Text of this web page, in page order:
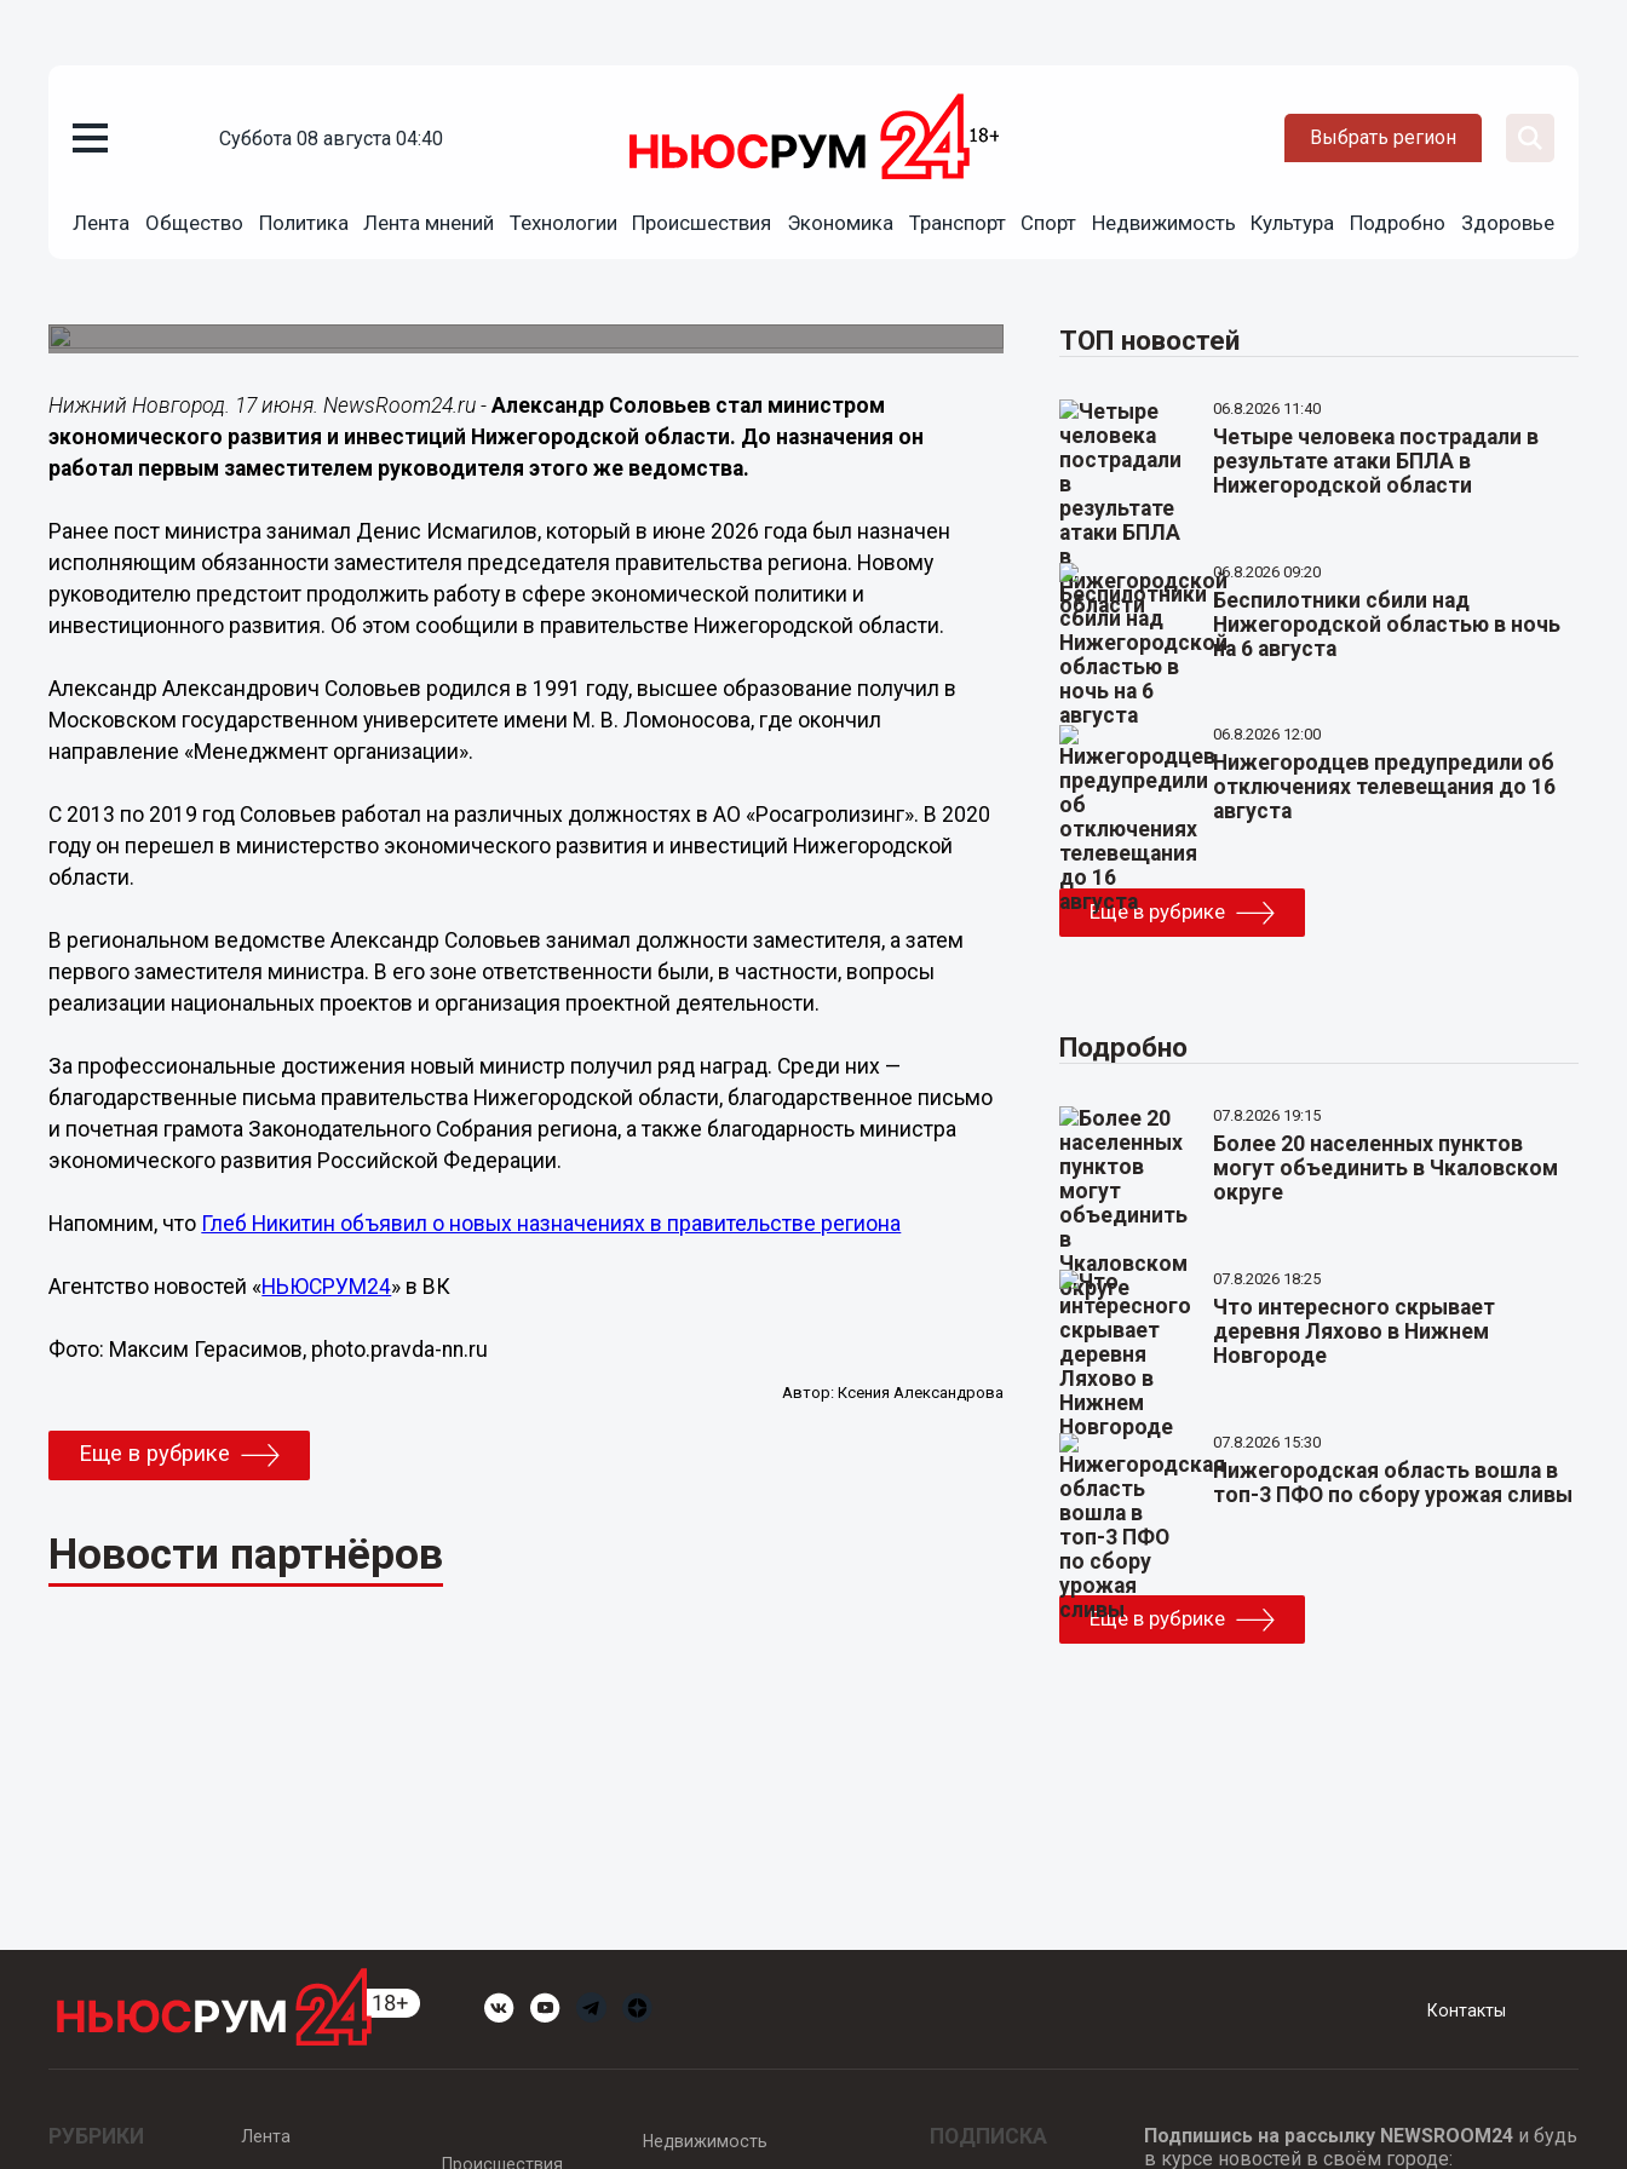
суббота 08 августа 04:40 Выбрать регион
Лента Общество Политика Лента мнений Технологии Происшествия Экономика Транспорт Спорт Недвижимость Культура Подробно Здоровье
Александр Соловьев возглавил минэкономразвития
Нижний Новгород. 17 июня. NewsRoom24.ru -Александр Соловьев стал министром
экономического развития и инвестиций Нижегородской области. До назначения он
работал первым заместителем руководителя этого же ведомства.
Ранее пост министра занимал Денис Исмагилов, который в июне 2026 года был назначен
исполняющим обязанности заместителя председателя правительства региона. Новому
руководителю предстоит продолжить работу в сфере экономической политики и
инвестиционного развития. Об этом сообщили в правительстве Нижегородской области.
Александр Александрович Соловьев родился в 1991 году, высшее образование получил в
Московском государственном университете имени М. В. Ломоносова, где окончил
направление «Менеджмент организации».
С 2013 по 2019 год Соловьев работал на различных должностях в АО «Росагролизинг». В 2020
году он перешел в министерство экономического развития и инвестиций Нижегородской
области.
В региональном ведомстве Александр Соловьев занимал должности заместителя, а затем
первого заместителя министра. В его зоне ответственности были, в частности, вопросы
реализации национальных проектов и организация проектной деятельности.
За профессиональные достижения новый министр получил ряд наград. Среди них —
благодарственные письма правительства Нижегородской области, благодарственное письмо
и почетная грамота Законодательного Собрания региона, а также благодарность министра
экономического развития Российской Федерации.
Напомним, что Глеб Никитин объявил о новых назначениях в правительстве региона
Агентство новостей «НЬЮСРУМ24» в ВК
Фото: Максим Герасимов, photo.pravda-nn.ru
Автор: Ксения Александрова
Еще в рубрике
Новости партнёров
ТОП новостей
06.8.2026 11:40
Четыре человека пострадали в
результате атаки БПЛА в
Нижегородской области
06.8.2026 09:20
Беспилотники сбили над
Нижегородской областью в ночь
на 6 августа
06.8.2026 12:00
Нижегородцев предупредили об
отключениях телевещания до 16
августа
Еще в рубрике
Подробно
07.8.2026 19:15
Более 20 населенных пунктов
могут объединить в Чкаловском
округе
07.8.2026 18:25
Что интересного скрывает
деревня Ляхово в Нижнем
Новгороде
07.8.2026 15:30
Нижегородская область вошла в
топ-3 ПФО по сбору урожая сливы
Еще в рубрике
Контакты
РУБРИКИ
Лента
Происшествия
Недвижимость ПОДПИСКА Подпишись на рассылку NEWSROOM24и будь
в курсе новостей в своём городе: